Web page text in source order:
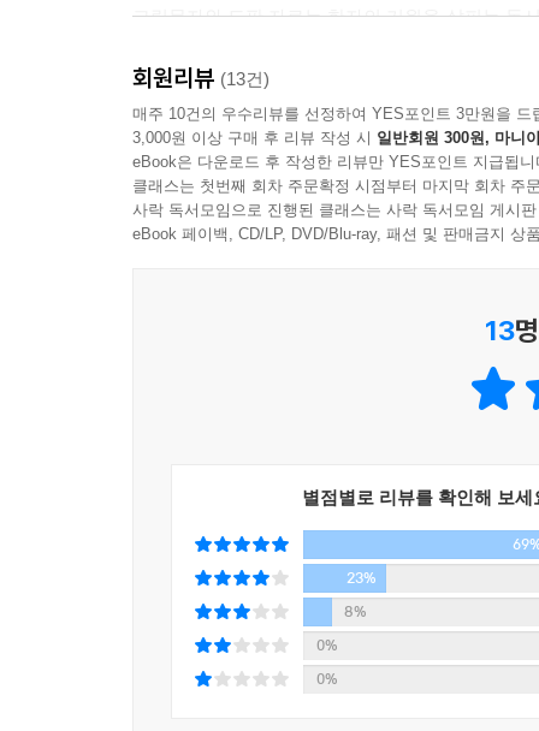
6부 최초의 한자 사전 ─ 『설문해자』
1장 『설문해자』의 탄생
한자 사전의 역사│왕망의 화천 ─ 잘못된 문자 해
2장 『설문해자』의 구성과 내용
허신은 누구인가│부수법으로 배열하다
3장 『설문해자』의 한계와 운명
『설문해자』 해석의 한계│『설문해자』의 운명
갑골문 부(婦) 자는 여성이 빗자루 추를 들고 있는
고 이야기하는 사람도 있다. 하나는 알고 둘은 모
을 정결하게 하는 도구였다. 또는 군대 지휘관들
康)이라는 사람이 술과 빗자루를 만들었다고 한다
는 술과 성스러운 제단을 정결하게 하는 도구의
히 집에서 청소하는 사람은 아니었던 것이다. 갑
갑골문에는 아직 이런 마음과 관련된 원초적인
에게 의지하였기 때문에 스스로 판단하고 능동적
이 흐르면서 인간의 이성이 예리해지고 감정이
들이 이제는 스스로의 마음을 돌아보고 그것이
마음이 변화해온 흔적이 그대로 남아 있다.
--- p.162
공화주의: republic의 번역어 공화국의 ‘공화’는 실
금문 공(共) 자는 두 손으로 술잔을 쥔 모습이다.
그림문자와 도판 자료는 한자의 기원을 살피는 동
이야기 솜씨와 체계적 지식의 배열은 500여 쪽이
기분을 맛보게 한다.
거북 뼈에 새겨 신을 받들던 고귀한 문자가
제국을 이끄는 통치 행정의 수단이 되기까지
문자를 둘러싼 극적이고도 빛나는 순간들
생동감 있는 모습을 포착한다. 무당이 제사에서
생애를 새긴 돌을 묻어 죽음 이후에도 영원히
1부 바위와 도기에 새긴 글자 ─ 원시 한자의 탄
무엇인지, 고대 인류의 초기 문자 형태는 왜 서
인면어문과 대문구 문화의 도문이 한자의 기원이
환경 변화에 따른 수렵 채집 사회에서 농경 사회
회원리뷰 (13건)
매주 10건의 우수리뷰를 선정하여 YES포인트 3만원을 드
3,000원 이상 구매 후 리뷰 작성 시 일반회원 300원, 마니
eBook은 다운로드 후 작성한 리뷰만 YES포인트 지급됩니
클래스는 첫번째 회차 주문확정 시점부터 마지막 회차 주
사락 독서모임으로 진행된 클래스는 사락 독서모임 게시
eBook 페이백, CD/LP, DVD/Blu-ray, 패션 및 판매금지 상
13
별점별로 리뷰를 확인해 보세
23%
8%
0%
0%